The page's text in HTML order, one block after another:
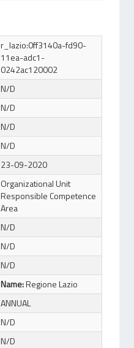
r_lazio:0ff3140a-fd90-
11ea-adc1-
0242ac120002
N/D
N/D
N/D
N/D
23-09-2020
Organizational Unit
Responsible Competence
Area
N/D
N/D
N/D
Name:Regione Lazio
ANNUAL
N/D
N/D